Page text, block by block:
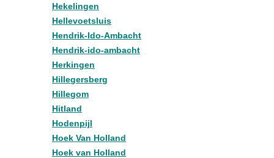
Hekelingen
Hellevoetsluis
Hendrik-Ido-Ambacht
Hendrik-ido-ambacht
Herkingen
Hillegersberg
Hillegom
Hitland
Hodenpijl
Hoek Van Holland
Hoek van Holland